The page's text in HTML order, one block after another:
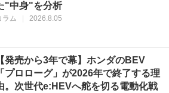
"中身"を分析
ラム 2026.8.05
【発売から3年で幕】ホンダのBEV
「プロローグ」が2026年で終了する理
。次世代e:HEVへ舵を切る電動化戦